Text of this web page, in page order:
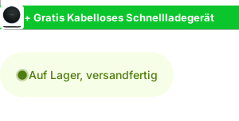
+ Gratis Kabelloses Schnellladegerät
Auf Lager, versandfertig